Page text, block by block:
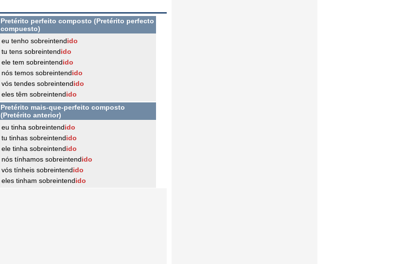
Pretérito perfeito composto (Pretérito perfecto
compuesto)
eu tenho sobreintendido
tu tens sobreintendido
ele tem sobreintendido
nós temos sobreintendido
vós tendes sobreintendido
eles têm sobreintendido
Pretérito mais-que-perfeito composto
(Pretérito anterior)
eu tinha sobreintendido
tu tinhas sobreintendido
ele tinha sobreintendido
nós tínhamos sobreintendido
vós tínheis sobreintendido
eles tinham sobreintendido